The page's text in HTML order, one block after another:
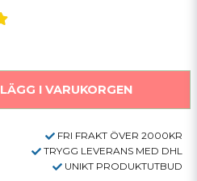
LÄGG I VARUKORGEN
FRI FRAKT ÖVER 2000KR
TRYGG LEVERANS MED DHL
UNIKT PRODUKTUTBUD